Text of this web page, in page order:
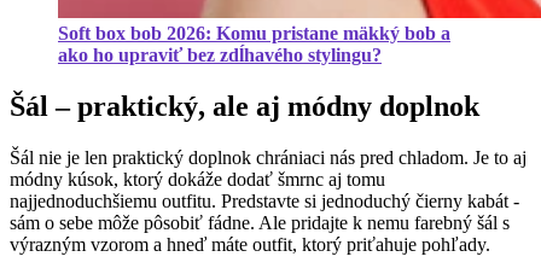
Soft box bob 2026: Komu pristane mäkký bob a
ako ho upraviť bez zdĺhavého stylingu?
Šál – praktický, ale aj módny doplnok
Šál nie je len praktický doplnok chrániaci nás pred chladom. Je to aj
módny kúsok, ktorý dokáže dodať šmrnc aj tomu
najjednoduchšiemu outfitu. Predstavte si jednoduchý čierny kabát -
sám o sebe môže pôsobiť fádne. Ale pridajte k nemu farebný šál s
výrazným vzorom a hneď máte outfit, ktorý priťahuje pohľady.